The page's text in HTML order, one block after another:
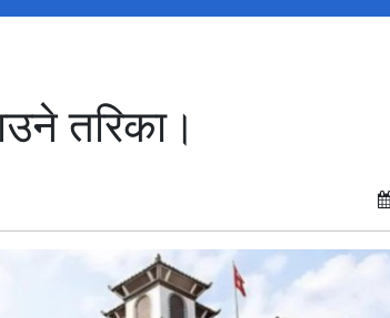
तरिका।